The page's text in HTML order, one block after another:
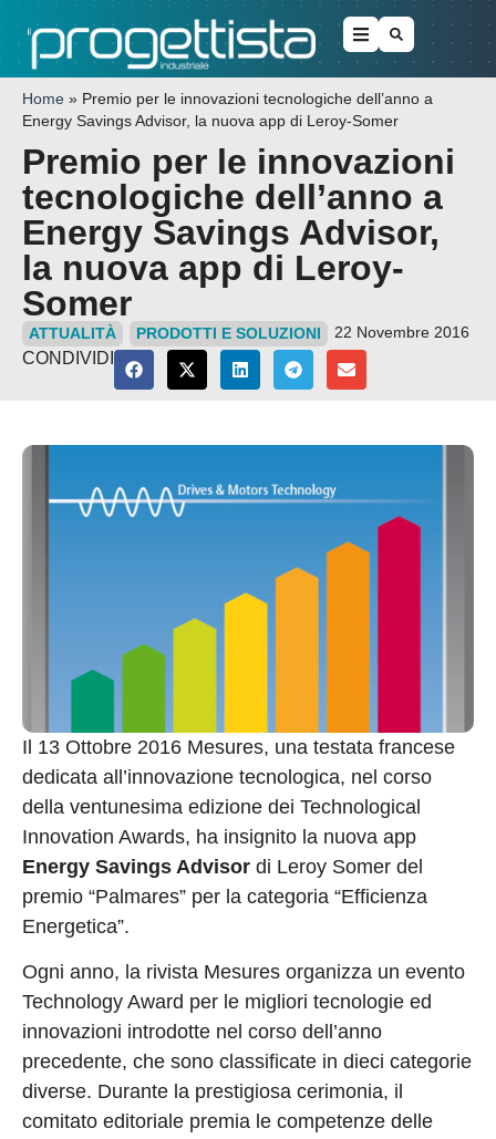
Home » Premio per le innovazioni tecnologiche dell’anno a
Energy Savings Advisor, la nuova app di Leroy-Somer
Premio per le innovazioni
tecnologiche dell’anno a
Energy Savings Advisor,
la nuova app di Leroy-
Somer
ATTUALITÀ PRODOTTI E SOLUZIONI 22 Novembre 2016
CONDIVIDI
Il 13 Ottobre 2016 Mesures, una testata francese
dedicata all’innovazione tecnologica, nel corso
della ventunesima edizione dei Technological
Innovation Awards, ha insignito la nuova app
Energy Savings Advisor di Leroy Somer del
premio “Palmares” per la categoria “Efficienza
Energetica”.
Ogni anno, la rivista Mesures organizza un evento
Technology Award per le migliori tecnologie ed
innovazioni introdotte nel corso dell’anno
precedente, che sono classificate in dieci categorie
diverse. Durante la prestigiosa cerimonia, il
comitato editoriale premia le competenze delle